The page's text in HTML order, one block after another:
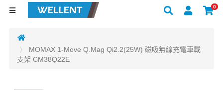
0
MOMAX 1-Move Q.Mag Qi2.2(25W) 磁吸無線充電車載
支架 CM38Q22E